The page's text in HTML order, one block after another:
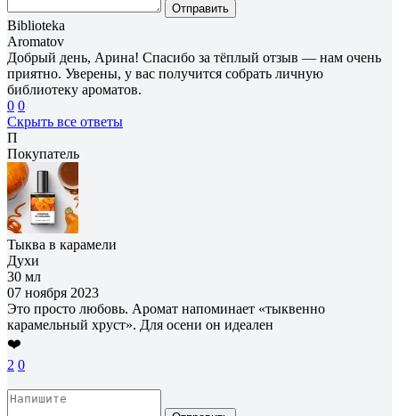
Отправить
Biblioteka
Aromatov
Добрый день, Арина! Спасибо за тёплый отзыв — нам очень
приятно. Уверены, у вас получится собрать личную
библиотеку ароматов.
0 0
Скрыть все ответы
П
Покупатель
Тыква в карамели
Духи
30 мл
07 ноября 2023
Это просто любовь. Аромат напоминает «тыквенно
карамельный хруст». Для осени он идеален
❤️
2 0